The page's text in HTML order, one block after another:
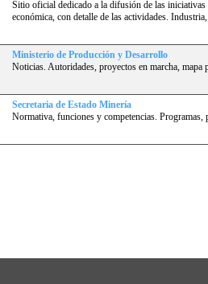
Sitio oficial dedicado a la difusión de las
económica, con detalle de las actividades.
Ministerio de Producción y Desarrollo
Noticias. Autoridades, proyectos en marcha, mapa
Secretaria de Estado Minerí­a
Normativa, funciones y competencias. Programas,